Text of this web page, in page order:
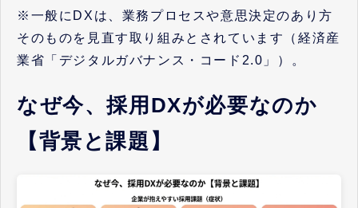
※一般にDXは、業務プロセスや意思決定のあり方
そのものを見直す取り組みとされています（経済産
業省「デジタルガバナンス・コード2.0」）。
なぜ今、採用DXが必要なのか
【背景と課題】